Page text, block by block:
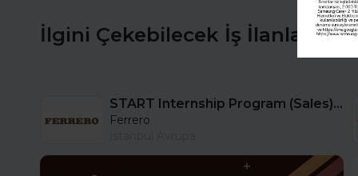
İlgini Çekebilecek İş İlanları
START Internship Program (Sales) - Istanbul
Ferrero